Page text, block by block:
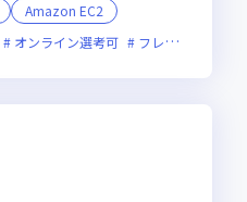
Amazon EC2
オンライン選考可 フレックス制度あり